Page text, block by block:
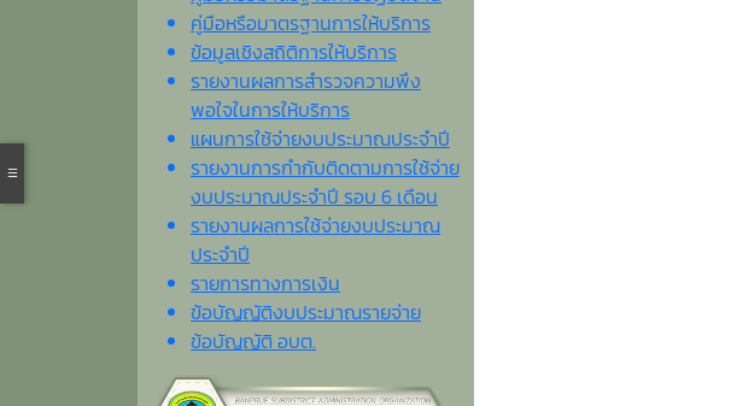
คู่มือหรือมาตรฐานการให้บริการ
ข้อมูลเชิงสถิติการให้บริการ
รายงานผลการสำรวจความพึง
พอใจในการให้บริการ
แผนการใช้จ่ายงบประมาณประจำปี
รายงานการกำกับติดตามการใช้จ่าย
งบประมาณประจำปี รอบ 6 เดือน
รายงานผลการใช้จ่ายงบประมาณ
ประจำปี
รายการทางการเงิน
ข้อบัญญัติงบประมาณรายจ่าย
ข้อบัญญัติ อบต.